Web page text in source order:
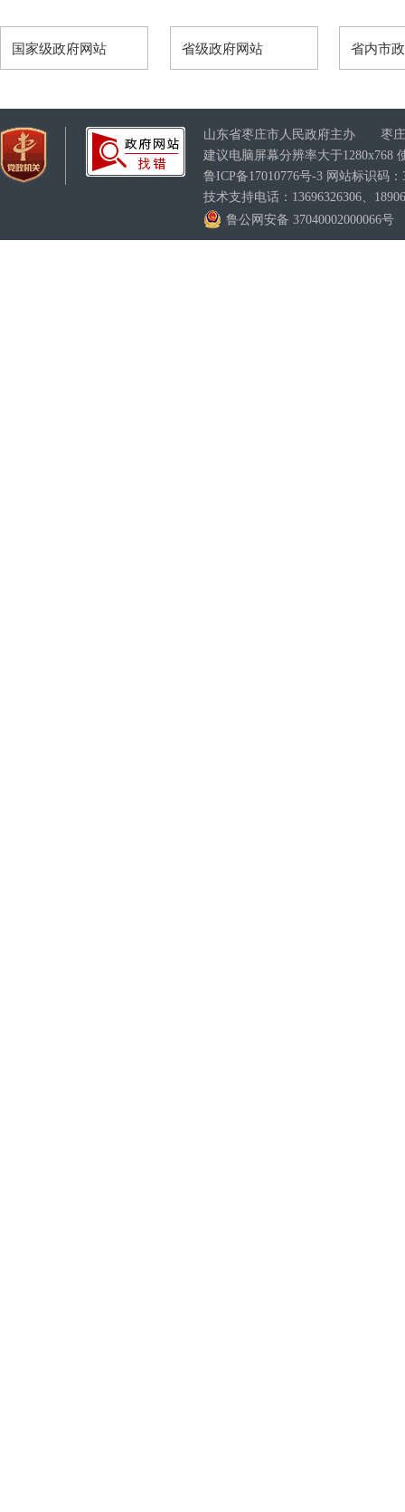
国家级政府网站 省级政府网站 省内市
山东省枣庄市人民政府主办 枣庄
建议电脑屏幕分辨率大于1280x768
鲁ICP备17010776号-3 网站标识码：
技术支持电话：13696326306、
鲁公网安备 37040002000066号